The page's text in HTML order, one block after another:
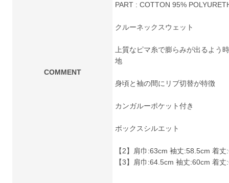
COMMENT
PART : COTTON 95%
クルーネックスウェット
上質なピマ⽷で膨らみが出るよう
地
⾝頃と袖の間にリブ切替が特徴
カンガルーポケット付き
ボックスシルエット
【2】肩巾:63cm 袖丈:58.5cm 着
【3】肩巾:64.5cm 袖丈:60cm 着